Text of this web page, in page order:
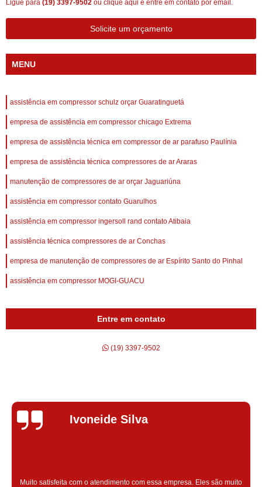
Ligue para (19) 3397-9502 ou clique aqui e entre em contato por email.
Solicite um orçamento
MENU
assistência em compressor schulz orçar Guaratinguetá
empresa de assistência em compressor chicago Extrema
empresa de assistência técnica em compressor de ar parafuso Paulínia
empresa de assistência técnica compressores de ar Araras
manutenção de compressores de ar orçar Jaguariúna
assistência em compressor contato Guarulhos
assistência em compressor ingersoll rand contato Atibaia
assistência técnica compressores de ar Conchas
empresa de manutenção de compressores de ar Espírito Santo do Pinhal
assistência em compressor MOGI-GUACU
Entre em contato
(19) 3397-9502
Silvana Alves
Super satisfeita com o serviço prestado, atendimento muito bom!